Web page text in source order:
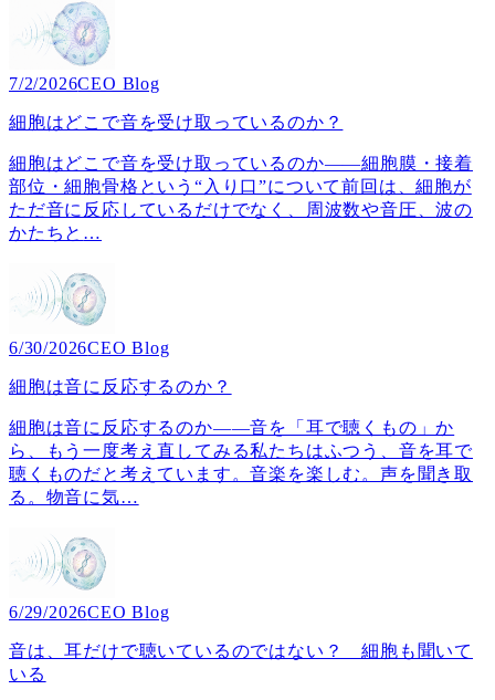
7/2/2026CEO Blog
細胞はどこで音を受け取っているのか？
細胞はどこで音を受け取っているのか――細胞膜・接着
部位・細胞骨格という“入り口”について前回は、細胞が
ただ音に反応しているだけでなく、周波数や音圧、波の
かたちと …
6/30/2026CEO Blog
細胞は音に反応するのか？
細胞は音に反応するのか――音を「耳で聴くもの」か
ら、もう一度考え直してみる私たちはふつう、音を耳で
聴くものだと考えています。音楽を楽しむ。声を聞き取
る。物音に気…
6/29/2026CEO Blog
音は、耳だけで聴いているのではない？ 細胞も聞いて
いる